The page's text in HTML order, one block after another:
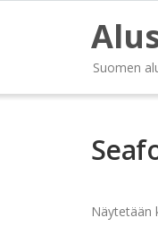
Suomen
Näytetään